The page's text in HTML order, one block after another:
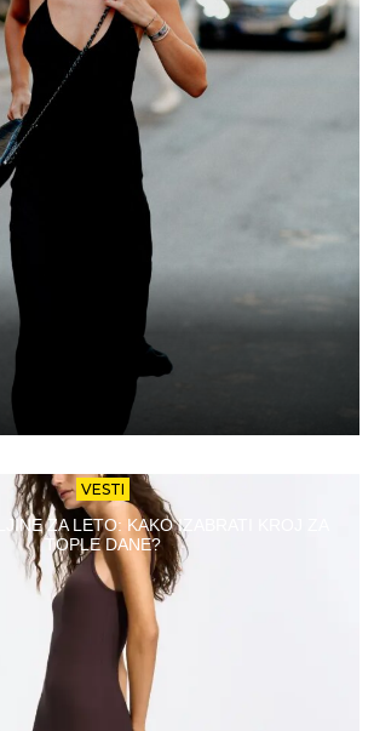
VESTI
ZA LETO: KAKO IZABRATI KROJ ZA
TOPLE DANE?